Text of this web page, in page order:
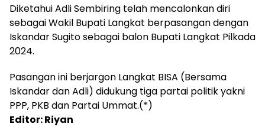
Diketahui Adli Sembiring telah mencalonkan diri
sebagai Wakil Bupati Langkat berpasangan dengan
Iskandar Sugito sebagai balon Bupati Langkat Pilkada
2024.
Pasangan ini berjargon Langkat BISA (Bersama
Iskandar dan Adli) didukung tiga partai politik yakni
PPP, PKB dan Partai Ummat.(*)
Editor: Riyan